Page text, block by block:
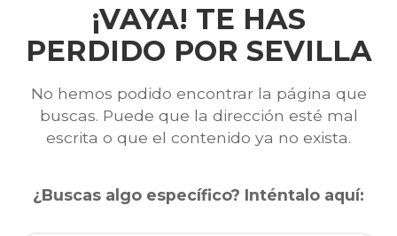
¡VAYA! TE HAS
PERDIDO POR SEVILLA
No hemos podido encontrar la página que
buscas. Puede que la dirección esté mal
escrita o que el contenido ya no exista.
¿Buscas algo específico? Inténtalo aquí: